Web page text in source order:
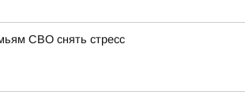
СВО снять стресс